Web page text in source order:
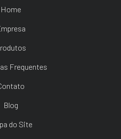
Home
Frequentes
Blog
do Site